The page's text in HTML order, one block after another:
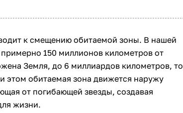
к смещению обитаемой зоны. В нашей
150 миллионов километров от
Земля, до 6 миллиардов километров, то
этом обитаемая зона движется наружу
от погибающей звезды, создавая
жизни.